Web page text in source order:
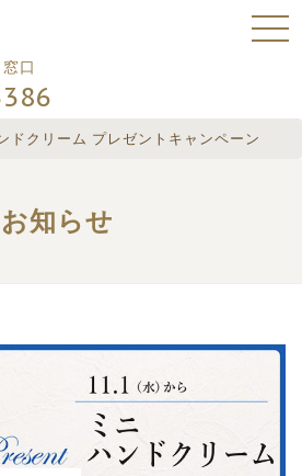
口
ドクリーム プレゼントキャンペーン
お知らせ